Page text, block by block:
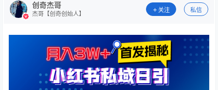
创奇杰哥
杰哥【创奇创始人】
关注 私信